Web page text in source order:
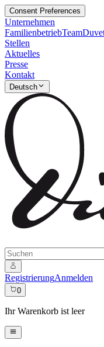
Consent Preferences
Unternehmen
FamilienbetriebTeam
Stellen
Aktuelles
Presse
Kontakt
Deutsch
RegistrierungAnmelden
0
Ihr Warenkorb ist leer